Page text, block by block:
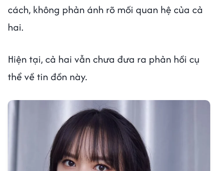
cách, không phản ánh rõ mối quan hệ của cả
hai.
Hiện tại, cả hai vẫn chưa đưa ra phản hồi cụ
thể về tin đồn này.